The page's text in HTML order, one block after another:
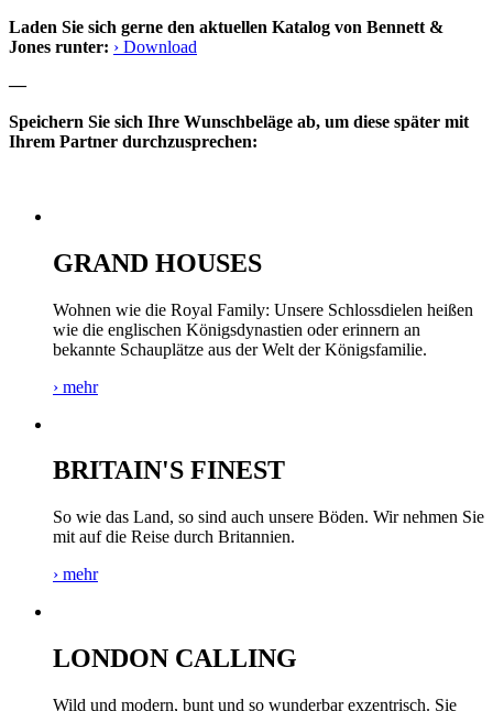
Laden Sie sich gerne den aktuellen Katalog von Bennett &
Jones runter: › Download
—
Speichern Sie sich Ihre Wunschbeläge ab, um diese später mit
Ihrem Partner durchzusprechen:
GRAND HOUSES
Wohnen wie die Royal Family: Unsere Schlossdielen heißen
wie die englischen Königsdynastien oder erinnern an
bekannte Schauplätze aus der Welt der Königsfamilie.
› mehr
BRITAIN'S FINEST
So wie das Land, so sind auch unsere Böden. Wir nehmen Sie
mit auf die Reise durch Britannien.
› mehr
LONDON CALLING
Wild und modern, bunt und so wunderbar exzentrisch. Sie